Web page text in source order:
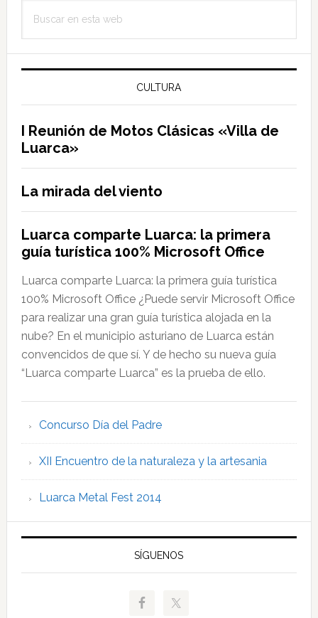
Primavera
lateral
principal
CULTURA
I Reunión de Motos Clásicas «Villa de
Luarca»
La mirada del viento
Luarca comparte Luarca: la primera
guía turística 100% Microsoft Office
Luarca comparte Luarca: la primera guía turística
100% Microsoft Office ¿Puede servir Microsoft Office
para realizar una gran guía turística alojada en la
nube? En el municipio asturiano de Luarca están
convencidos de que sí. Y de hecho su nueva guía
“Luarca comparte Luarca” es la prueba de ello.
Concurso Día del Padre
XII Encuentro de la naturaleza y la artesania
Luarca Metal Fest 2014
SÍGUENOS